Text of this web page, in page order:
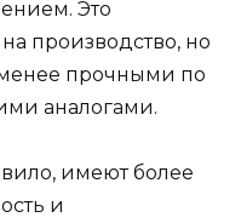
Это
производство, но
прочными по
аналогами.
имеют более
и